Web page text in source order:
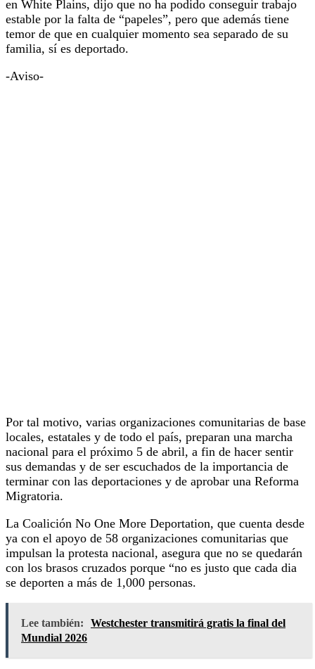
en White Plains, dijo que no ha podido conseguir trabajo
estable por la falta de “papeles”, pero que además tiene
temor de que en cualquier momento sea separado de su
familia, sí es deportado.
-Aviso-
Por tal motivo, varias organizaciones comunitarias de base
locales, estatales y de todo el país, preparan una marcha
nacional para el próximo 5 de abril, a fin de hacer sentir
sus demandas y de ser escuchados de la importancia de
terminar con las deportaciones y de aprobar una Reforma
Migratoria.
La Coalición No One More Deportation, que cuenta desde
ya con el apoyo de 58 organizaciones comunitarias que
impulsan la protesta nacional, asegura que no se quedarán
con los brasos cruzados porque “no es justo que cada dia
se deporten a más de 1,000 personas.
Lee también:
Westchester transmitirá gratis la final del
Mundial 2026